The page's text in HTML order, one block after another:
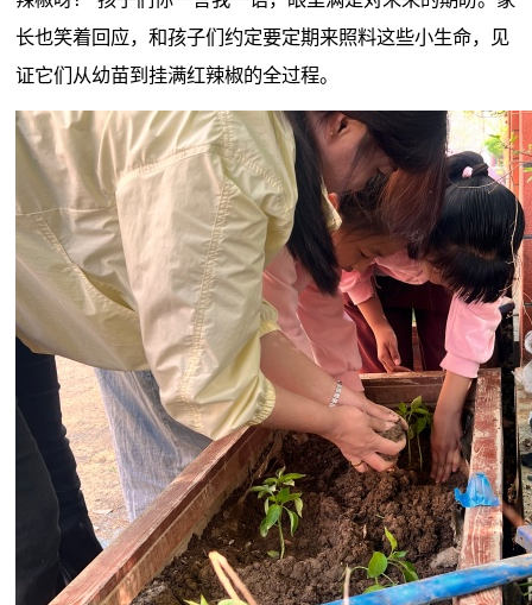
长也笑着回应，和孩子们约定要定期来照料这些小生命，见
证它们从幼苗到挂满红辣椒的全过程。